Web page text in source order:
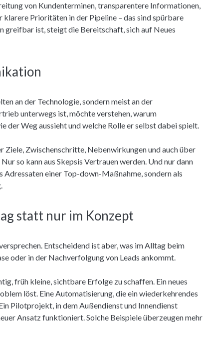
von Kundenterminen, transparentere Informationen,
Prioritäten in der Pipeline – das sind spürbare
greifbar ist, steigt die Bereitschaft, sich auf Neues
an der Technologie, sondern meist an der
unterwegs ist, möchte verstehen, warum
der Weg aussieht und welche Rolle er selbst dabei spielt.
Zwischenschritte, Nebenwirkungen und auch über
so kann aus Skepsis Vertrauen werden. Und nur dann
Adressaten einer Top-down-Maßnahme, sondern als
statt nur im Konzept
Entscheidend ist aber, was im Alltag beim
oder in der Nachverfolgung von Leads ankommt.
früh kleine, sichtbare Erfolge zu schaffen. Ein neues
löst. Eine Automatisierung, die ein wiederkehrendes
Pilotprojekt, in dem Außendienst und Innendienst
Ansatz funktioniert. Solche Beispiele überzeugen mehr